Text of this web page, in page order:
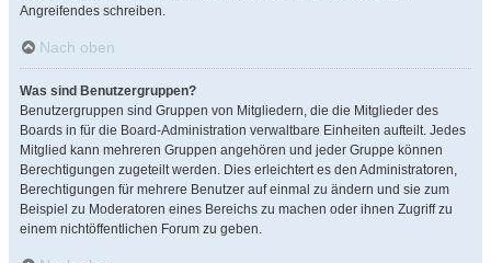
Angreifendes schreiben.
Nach oben
Was sind Benutzergruppen?
Benutzergruppen sind Gruppen von Mitgliedern, die die Mitglieder des
Boards in für die Board-Administration verwaltbare Einheiten aufteilt. Jedes
Mitglied kann mehreren Gruppen angehören und jeder Gruppe können
Berechtigungen zugeteilt werden. Dies erleichtert es den Administratoren,
Berechtigungen für mehrere Benutzer auf einmal zu ändern und sie zum
Beispiel zu Moderatoren eines Bereichs zu machen oder ihnen Zugriff zu
einem nichtöffentlichen Forum zu geben.